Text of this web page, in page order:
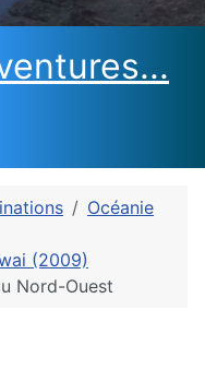
Océanie
(2009)
Nord-Ouest